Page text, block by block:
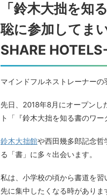
「鈴木大拙を知
聡に参加してま
SHARE
マインドフルネストレーナーの
先日、2018年8月にオープンし
ト「『鈴木大拙を知る書のワ
鈴木大拙館や西田幾多郎記念哲
る「書」に多々出会います。
私は、小学校の頃から書道を
先に集中したくなる時がありま